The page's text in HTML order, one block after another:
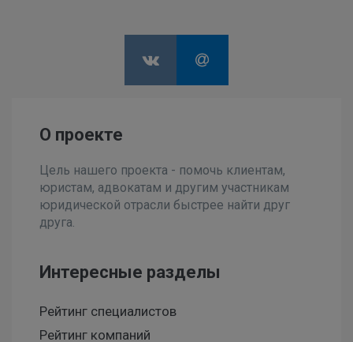
О проекте
Цель нашего проекта - помочь клиентам,
юристам, адвокатам и другим участникам
юридической отрасли быстрее найти друг
друга.
Интересные разделы
Рейтинг специалистов
Рейтинг компаний